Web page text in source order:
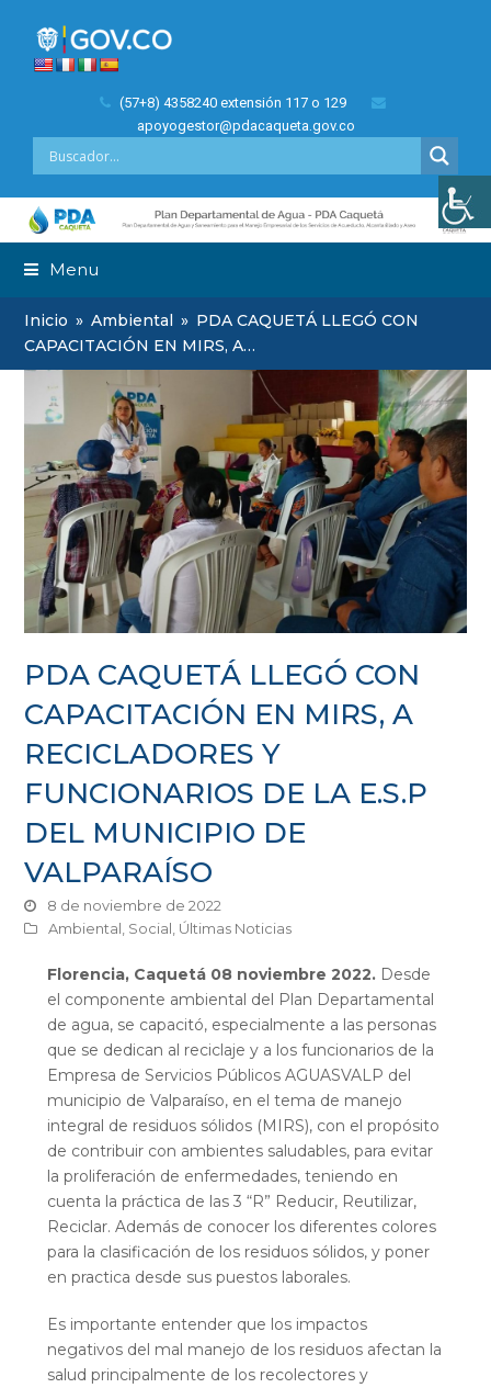
(57+8) 4358240 extensión 117 o 129
apoyogestor@pdacaqueta.gov.co
Menu
Inicio » Ambiental » PDA CAQUETÁ LLEGÓ CON
CAPACITACIÓN EN MIRS, A…
PDA CAQUETÁ LLEGÓ CON
CAPACITACIÓN EN MIRS, A
RECICLADORES Y
FUNCIONARIOS DE LA E.S.P
DEL MUNICIPIO DE
VALPARAÍSO
8 de noviembre de 2022
Ambiental Social Últimas Noticias
Florencia, Caquetá 08 noviembre 2022.Desde
el componente ambiental del Plan Departamental
de agua, se capacitó, especialmente a las personas
que se dedican al reciclaje y a los funcionarios de la
Empresa de Servicios Públicos AGUASVALP del
municipio de Valparaíso, en el tema de manejo
integral de residuos sólidos (MIRS), con el propósito
de contribuir con ambientes saludables, para evitar
la proliferación de enfermedades, teniendo en
cuenta la práctica de las 3 “R” Reducir, Reutilizar,
Reciclar. Además de conocer los diferentes colores
para la clasificación de los residuos sólidos, y poner
en practica desde sus puestos laborales.
Es importante entender que los impactos
negativos del mal manejo de los residuos afectan la
salud principalmente de los recolectores y